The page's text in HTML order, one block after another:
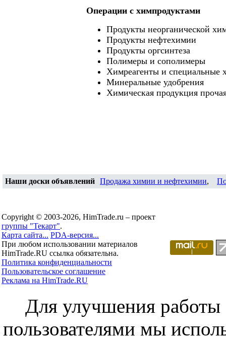
Операции c химпродуктами
Продукты неорганической
Продукты нефтехимии
Продукты оргсинтеза
Полимеры и сополимеры
Химреагенты и специальные
Минеральные удобрения
Химическая продукция
Наши доски объявлений Продажа химии и нефтехимии,
Copyright © 2003-2026, HimTrade.ru – проект
группы "Текарт".
Карта сайта... PDA-версия...
При любом использовании материалов
HimTrade.RU ссылка обязательна.
Политика конфиденциальности
Пользовательское соглашение
Реклама на HimTrade.RU
Для улучшения работы
пользователями мы